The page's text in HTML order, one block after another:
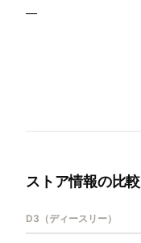
—
ストア情報の比較
D3（ディースリー）